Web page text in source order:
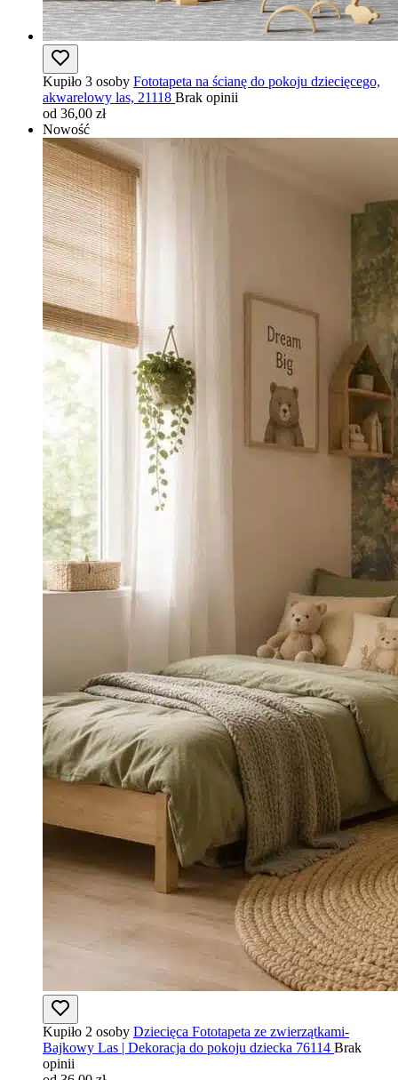
Kupiło 3 osoby Fototapeta na ścianę do pokoju dziecięcego,
akwarelowy las, 21118 Brak opinii
od 36,00 zł
Nowość
Kupiło 2 osoby Dziecięca Fototapeta ze zwierzątkami-
Bajkowy Las | Dekoracja do pokoju dziecka 76114 Brak
opinii